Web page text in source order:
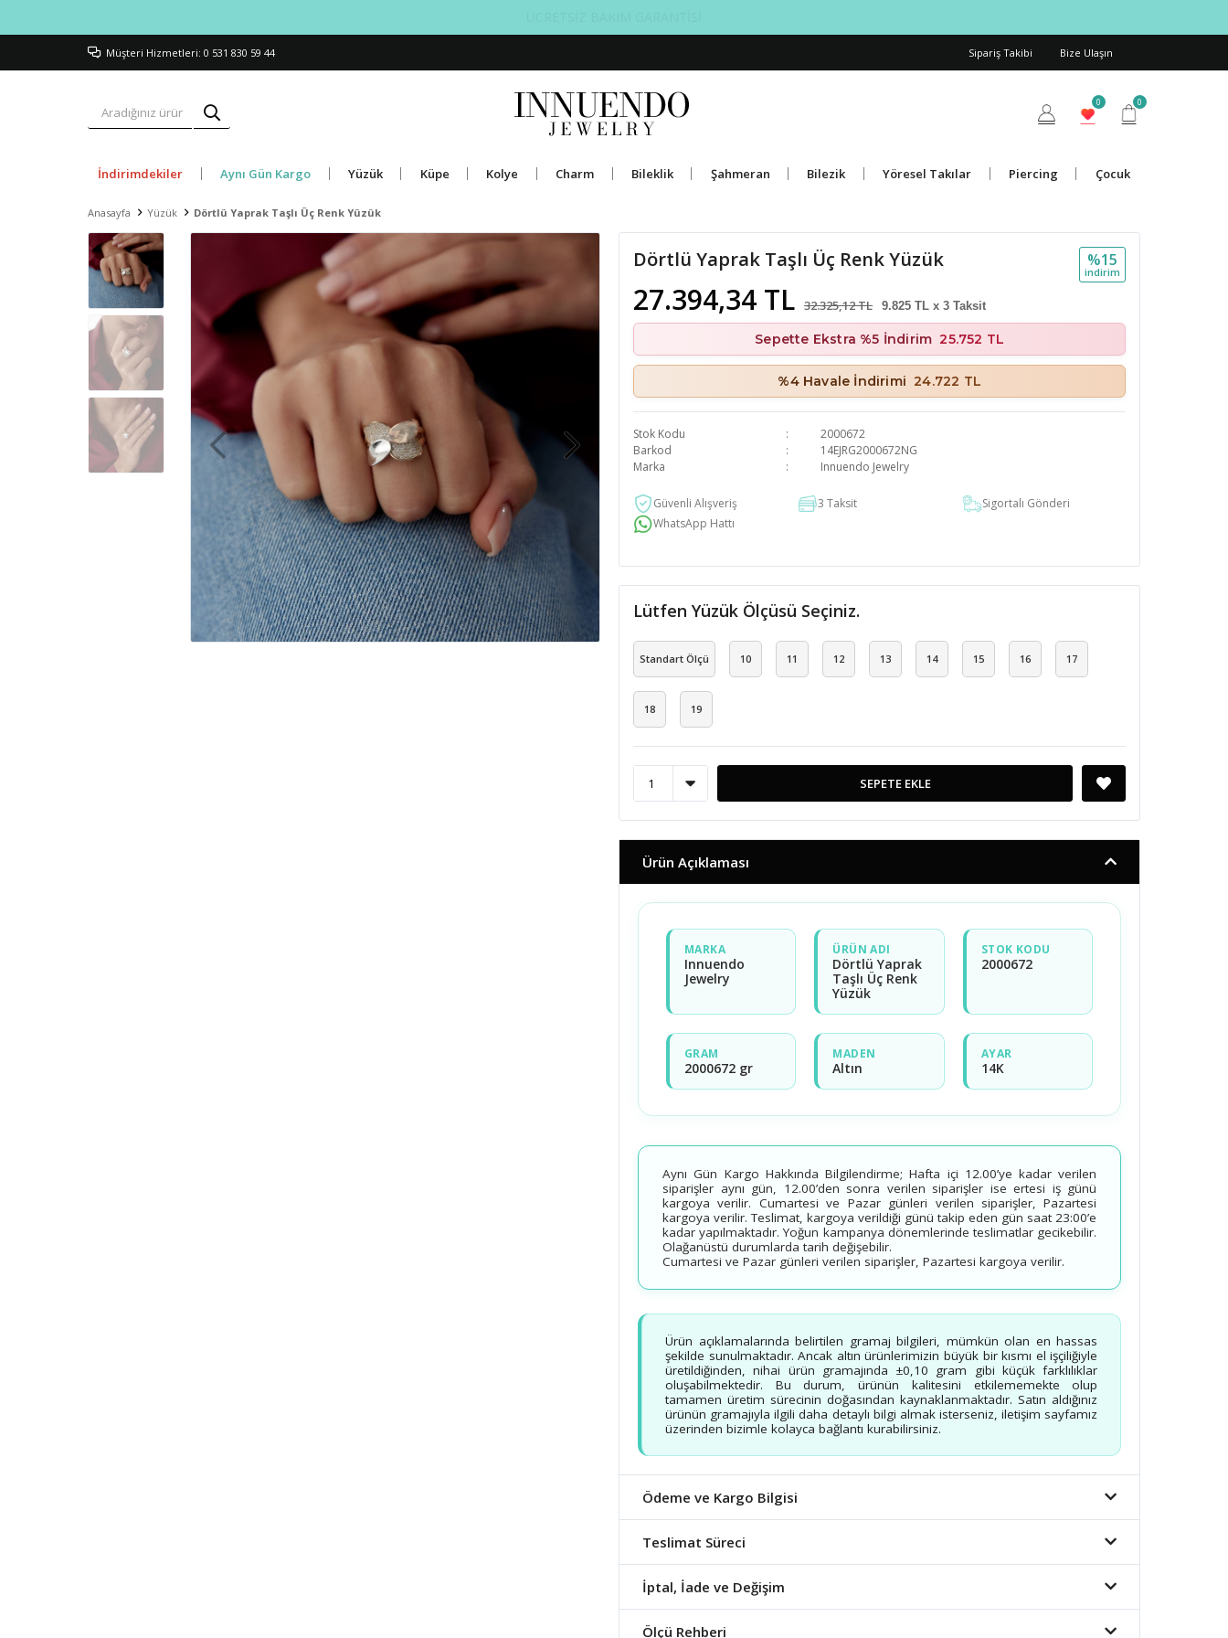
Müşteri Hizmetleri: 0 531 830 59 44 Sipariş Takibi Bize Ulaşın
0 0
İndirimdekiler Aynı Gün Kargo Yüzük Küpe Kolye Charm Bileklik Şahmeran Bilezik Yöresel Takılar Piercing Çocuk
Anasayfa Yüzük Dörtlü Yaprak Taşlı Üç Renk Yüzük
Dörtlü Yaprak Taşlı Üç Renk Yüzük
27.394,34 TL 32.325,12 TL
%15
i̇ndi̇ri̇m
9.825 TL x 3 Taksit
Sepette Ekstra %5 İndirim 25.752 TL
%4 Havale İndirimi 24.722 TL
Stok Kodu
2000672
Barkod
14EJRG2000672NG
Marka
Innuendo Jewelry
Güvenli Alışveriş 3 Taksit
Sigortalı Gönderi
WhatsApp Hattı
Lütfen Yüzük Ölçüsü Seçiniz.
Standart Ölçü 10 11 12 13 14 15 16 17
18 19
SEPETE EKLE
Ürün Açıklaması
MARKA
Innuendo
Jewelry
ÜRÜN ADI
Dörtlü Yaprak
Taşlı Üç Renk
Yüzük
STOK KODU
2000672
GRAM
2000672 gr
MADEN
Altın
AYAR
14K
Aynı Gün Kargo Hakkında Bilgilendirme; Hafta içi 12.00’ye kadar verilen
siparişler aynı gün, 12.00’den sonra verilen siparişler ise ertesi iş günü
kargoya verilir. Cumartesi ve Pazar günleri verilen siparişler, Pazartesi
kargoya verilir. Teslimat, kargoya verildiği günü takip eden gün saat 23:00’e
kadar yapılmaktadır. Yoğun kampanya dönemlerinde teslimatlar gecikebilir.
Olağanüstü durumlarda tarih değişebilir.
Cumartesi ve Pazar günleri verilen siparişler, Pazartesi kargoya verilir.
Ürün açıklamalarında belirtilen gramaj bilgileri, mümkün olan en hassas
şekilde sunulmaktadır. Ancak altın ürünlerimizin büyük bir kısmı el işçiliğiyle
üretildiğinden, nihai ürün gramajında ±0,10 gram gibi küçük farklılıklar
oluşabilmektedir. Bu durum, ürünün kalitesini etkilememekte olup
tamamen üretim sürecinin doğasından kaynaklanmaktadır. Satın aldığınız
ürünün gramajıyla ilgili daha detaylı bilgi almak isterseniz, iletişim sayfamız
üzerinden bizimle kolayca bağlantı kurabilirsiniz.
Ödeme ve Kargo Bilgisi
Teslimat Süreci
İptal, İade ve Değişim
Ölçü Rehberi